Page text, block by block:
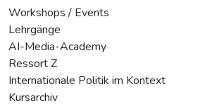
Workshops / Events
Lehrgänge
AI-Media-Academy
Ressort Z
Internationale Politik im Kontext
Kursarchiv